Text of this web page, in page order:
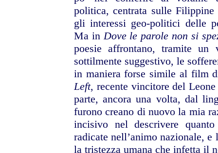
politica, centrata sulle Filippine
gli interessi geo-politici delle
Ma in Dove le parole non si
poesie affrontano, tramite un
sottilmente suggestivo, le
in maniera forse simile al film
Left, recente vincitore del
parte, ancora una volta, dal
furono creano di nuovo la mia
incisivo nel descrivere
radicate nell’animo nazionale, e
la tristezza umana che infetta il